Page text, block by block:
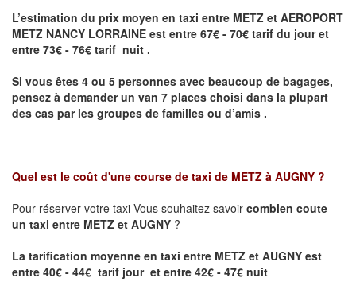
L’estimation du prix moyen en taxi entre METZ et AEROPORT
METZ NANCY LORRAINE est entre 67€ - 70€ tarif du jour et
entre 73€ - 76€ tarif nuit .
Si vous êtes 4 ou 5 personnes avec beaucoup de bagages,
pensez à demander un van 7 places choisi dans la plupart
des cas par les groupes de familles ou d’amis .
Quel est le coût d'une course de taxi de METZ à AUGNY ?
Pour réserver votre taxi Vous souhaitez savoir combien coute
un taxi entre METZ et AUGNY ?
La tarification moyenne en taxi entre METZ et AUGNY est
entre 40€ - 44€ tarif jour et entre 42€ - 47€ nuit